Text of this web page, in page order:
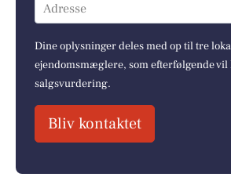
Adresse
Dine oplysninger deles med op til tre
ejendomsmæglere, som efterfølgende vil
salgsvurdering.
Bliv kontaktet